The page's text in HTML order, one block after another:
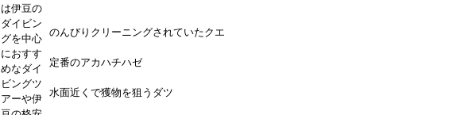
のんびりクリーニングされていたクエ
定番のアカハチハゼ
水面近くで獲物を狙うダツ
は伊豆の
ダイビン
グを中心
におすす
めなダイ
ビングツ
アーや伊